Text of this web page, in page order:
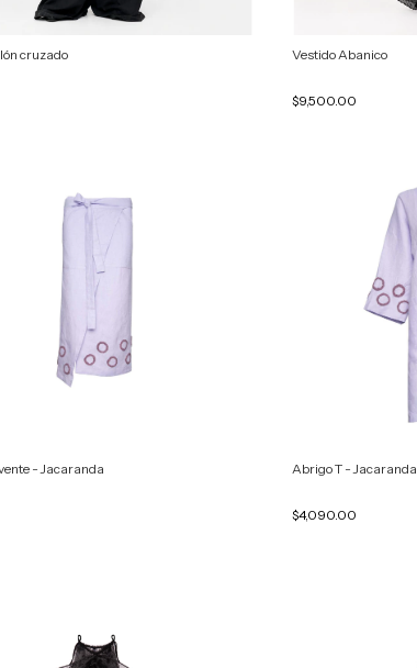
cruzado Vestido Abanico
$9,500.00
- Jacaranda Abrigo T - Jacaranda
$4,090.00